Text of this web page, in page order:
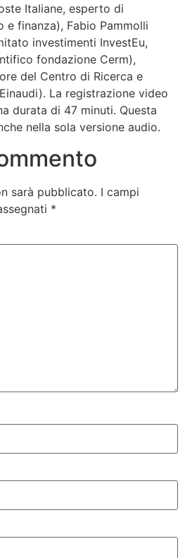
Italiane, esperto di
e finanza), Fabio Pammolli
investimenti InvestEu,
fondazione Cerm),
del Centro di Ricerca e
La registrazione video
durata di 47 minuti. Questa
nella sola versione audio.
sarà pubblicato. I campi
*